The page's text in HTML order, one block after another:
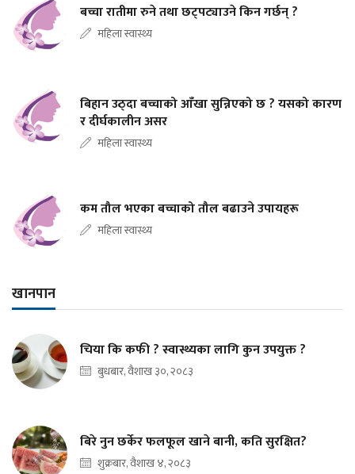
बच्चा रातीमा रुने तथा छट्पट्याउने किन गर्छन् ?
महिला स्वास्थ्य
बिहान उठ्दा बच्चाको आँखा सुन्निएको छ ? यसको कारण
र दीर्घकालीन असर
महिला स्वास्थ्य
कम तौल भएका बच्चाको तौल बढाउने उपायहरू
महिला स्वास्थ्य
खानपान
चिया कि कफी ? स्वास्थ्यका लागि कुन उपयुक्त ?
बुधबार, वैशाख ३०, २०८३
बिरे नुन छर्केर फलफूल खाने बानी, कति सुरक्षित?
शुक्रबार, वैशाख ४, २०८३